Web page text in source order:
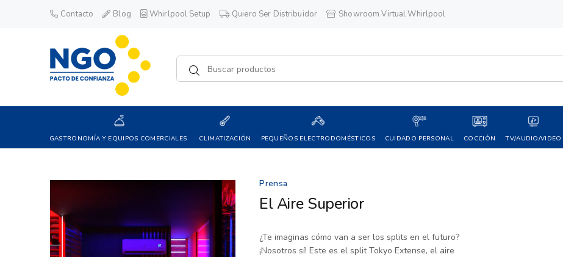
Contacto Blog Whirlpool Setup Quiero Ser Distribuidor Showroom Virtual Whirlpool
GASTRONOMÍA Y EQUIPOS COMERCIALES CLIMATIZACIÓN PEQUEÑOS ELECTRODOMÉSTICOS CUIDADO PERSONAL COCCIÓN TV/AUDIO/VIDEO
Prensa
El Aire Superior
¿Te imaginas cómo van a ser los splits en el futuro?
¡Nosotros sí! Este es el split Tokyo Extense, el aire